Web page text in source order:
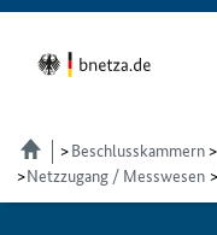
Beschlusskammern
Netzzugang / Messwesen